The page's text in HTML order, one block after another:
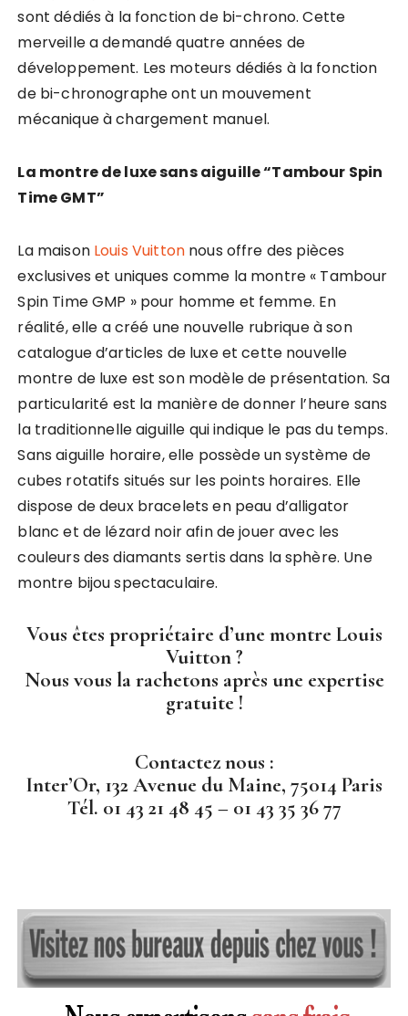
sont dédiés à la fonction de bi-chrono. Cette
merveille a demandé quatre années de
développement. Les moteurs dédiés à la fonction
de bi-chronographe ont un mouvement
mécanique à chargement manuel.
La montre de luxe sans aiguille “Tambour Spin
Time GMT”
La maison Louis Vuittonnous offre des pièces
exclusives et uniques comme la montre « Tambour
Spin Time GMP » pour homme et femme. En
réalité, elle a créé une nouvelle rubrique à son
catalogue d’articles de luxe et cette nouvelle
montre de luxe est son modèle de présentation. Sa
particularité est la manière de donner l’heure sans
la traditionnelle aiguille qui indique le pas du temps.
Sans aiguille horaire, elle possède un système de
cubes rotatifs situés sur les points horaires. Elle
dispose de deux bracelets en peau d’alligator
blanc et de lézard noir afin de jouer avec les
couleurs des diamants sertis dans la sphère. Une
montre bijou spectaculaire.
Vous êtes propriétaire d’une montre Louis
Vuitton ?
Nous vous la rachetons après une expertise
gratuite !
Contactez nous :
Inter’Or, 132 Avenue du Maine, 75014 Paris
Tél. 01 43 21 48 45 – 01 43 35 36 77